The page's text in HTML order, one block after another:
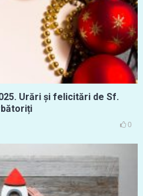
Urări și felicitări de Sf.
0